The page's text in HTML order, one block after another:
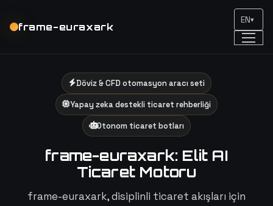
frame-euraxark
EN▾
Döviz & CFD otomasyon aracı seti
Yapay zeka destekli ticaret rehberliği
Otonom ticaret botları
frame-euraxark: Elit AI
Ticaret Motoru
frame-euraxark, disiplinli ticaret akışları için